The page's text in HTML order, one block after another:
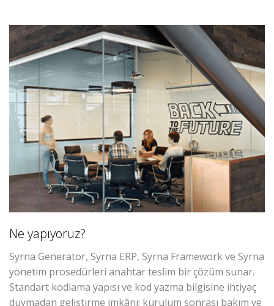
Ne yapıyoruz?
Syrna Generator, Syrna ERP, Syrna Framework ve Syrna
yönetim prosedürleri anahtar teslim bir çözüm sunar.
Standart kodlama yapısı ve kod yazma bilgisine ihtiyaç
duymadan geliştirme imkânı; kurulum sonrası bakım ve